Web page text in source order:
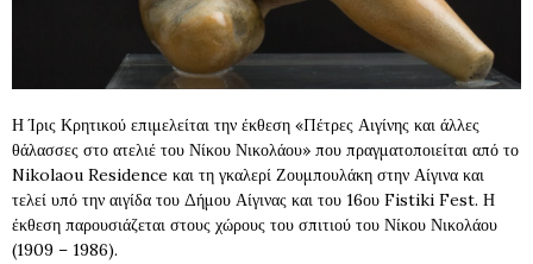
Η Ίρις Κρητικού επιμελείται την έκθεση «Πέτρες Αιγίνης και άλλες
θάλασσες στο ατελιέ του Νίκου Νικολάου» που πραγματοποιείται από το
Nikolaou Residence και τη γκαλερί Ζουμπουλάκη στην Αίγινα και
τελεί υπό την αιγίδα του Δήμου Αίγινας και του 16ου Fistiki Fest. Η
έκθεση παρουσιάζεται στους χώρους του σπιτιού του Νίκου Νικολάου
(1909 – 1986).